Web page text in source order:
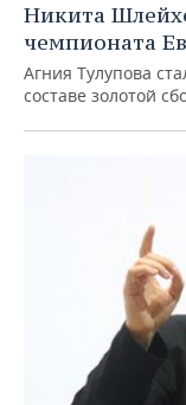
Никита
чемпионата
Агния Тулупова
составе золотой